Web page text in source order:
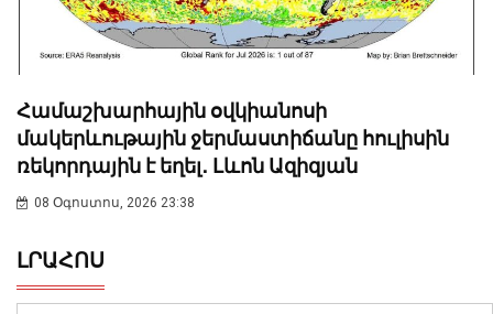
Համաշխարհային օվկիանոսի
մակերևութային ջերմաստիճանը հուլիսին
ռեկորդային է եղել․ Լևոն Ազիզյան
08 Օգոստոս, 2026 23:38
ԼՐԱՀՈՍ